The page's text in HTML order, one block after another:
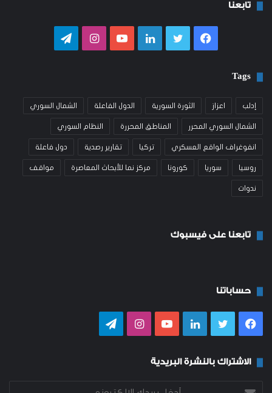
تابعنا
فيسبوكتويتر لينكدإنيوتيوبانستقرامتيلقرام
Tags
إدلب اعزاز الثورة السورية الدول الفاعلة الشمال السوري
الشمال السوري المحرر المناطق المحررة النظام السوري
انفوغراف الواقع العسكري تركيا تقارير رصدية دول فاعلة
روسيا سوريا كورونا مركز نما للأبحاث المعاصرة مواقف
ندوات
تابعنا على فيسبوك
حساباتنا
فيسبوكتويتر لينكدإنيوتيوبانستقرامتيلقرام
الاشتراك بالنشرة البريدية